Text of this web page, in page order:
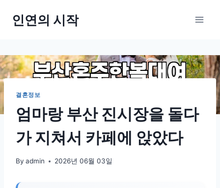
인연의 시작
결혼정보
엄마랑 부산 진시장을 돌다
가 지쳐서 카페에 앉았다
By admin 2026년 06월 03일